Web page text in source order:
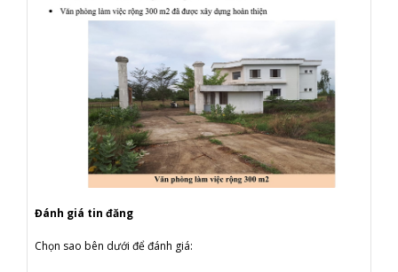
Đánh giá tin đăng
Chọn sao bên dưới để đánh giá: